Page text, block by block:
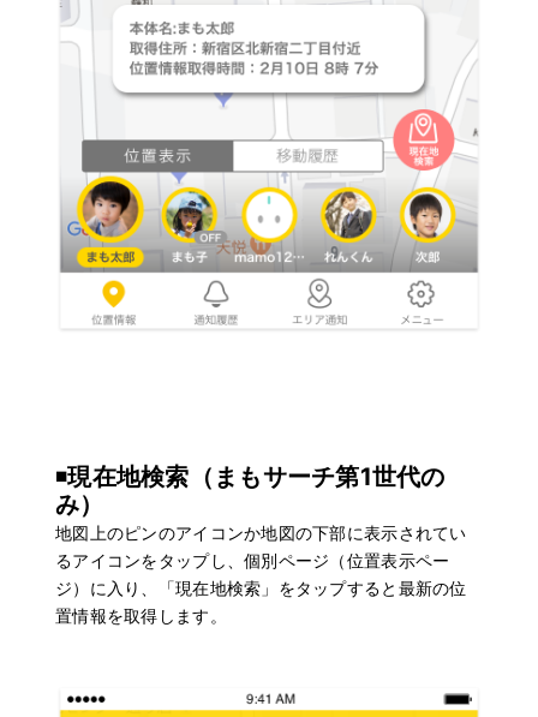
◾️現在地検索（まもサーチ第1世代の
み）
地図上のピンのアイコンか地図の下部に表示されてい
るアイコンをタップし、個別ページ（位置表示ペー
ジ）に入り、「現在地検索」をタップすると最新の位
置情報を取得します。